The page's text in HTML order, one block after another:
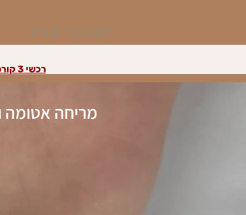
רכשי 3 קורסים דיגיטליים ומעלה וקבלי את הרביעי במתנה על הזול מבינהם
מריחה אטומה